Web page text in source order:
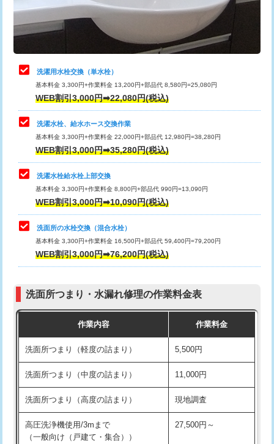
用（追加）/3ｍ超え)
給水管工事※（ライニング鋼管・銅
管・ポリ管・HT管使用/3ｍまで)
44,000円
給水管工事※（ライニング鋼管・銅
管・ポリ管・HT管使用/3ｍ超え)
排水管工事（土の掘削・埋め戻し作
業）
排水管工事（排水管工事/3ｍまで） 55,000円
排水管工事（追加 排水管工事/3ｍ超
え）
マス交換（土の掘削・埋め戻し作業）
マス交換（深さ50㎝未満）
マス交換（深さ50㎝以上）
モルタル補修（厚さ10㎝まで） 27,500円
モルタル補修（厚さ10㎝超え） 38,500円
洗面台設置 38,500円
バスタブ設置 現場見積
追加人工 16,500円
止水・漏水調査・防水処理・清掃・修
理・調整・分解・加工など（軽作業）
11,000円
止水・漏水調査・防水処理・清掃・修
理・調整・分解・加工など（中作業）
22,000円
止水・漏水調査・防水処理・清掃・修
理・調整・分解・加工など（重作業）
33,000円
キッチンタンク脱着
その他部品の脱着
交換・取付（タンク）
交換・取付(単水栓（壁付・デッキ
式）)
交換・取付(混合水栓（壁付・デッキ
式・ワンホール）)
16,500円+材料費
（P/S/ポップアップ））
交換・取付（その他部品） 11,000円+材料費
持込商品取付（単水栓） 13,200円
持込商品取付（混合水栓） 16,500円
持込商品取付（浄水器・分岐水栓） 16,500円
給水管工事※（ホール加工) 16,500円
給水管工事※（バンド止め)
洗濯用水栓交換（単水栓）
基本料金 3,300円+作業料金 13,200円+部品代 8,580円=25,080円
WEB割引3,000円➡22,080円(税込)
洗濯水栓、給水ホース交換作業
基本料金 3,300円+作業料金 22,000円+部品代 12,980円=38,280円
WEB割引3,000円➡35,280円(税込)
洗濯水栓給水栓上部交換
基本料金 3,300円+作業料金 8,800円+部品代 990円=13,090円
WEB割引3,000円➡10,090円(税込)
洗面所の水栓交換（混合水栓）
基本料金 3,300円+作業料金 16,500円+部品代 59,400円=79,200円
WEB割引3,000円➡76,200円(税込)
洗面所つまり・水漏れ修理の作業料金表
作業内容 作業料金
洗面所つまり（軽度の詰まり） 5,500円
洗面所つまり（中度の詰まり） 11,000円
洗面所つまり（高度の詰まり） 現地調査
高圧洗浄機使用/3mまで
（一般向け（戸建て・集合））
27,500円～